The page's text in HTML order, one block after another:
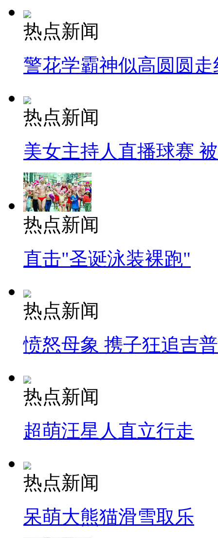
热点新闻
警花学霸神似高圆圆走
热点新闻
美女主持人直播球赛
热点新闻
直击"圣诞泳装裸跑"
热点新闻
愤怒母象 携子狂追吉
热点新闻
超萌汪星人直立行走
热点新闻
呆萌大熊猫滑雪取乐